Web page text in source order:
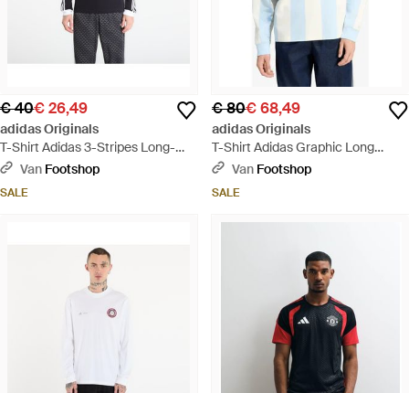
€ 40€ 26,49
adidas Originals
T-Shirt Adidas 3-Stripes Long-
Sleeve Top Long-Sleeve Top -
Van Footshop
SALE
€ 80€ 68,49
adidas Originals
T-Shirt Adidas Graphic Long
Sleeve Polo Shirt - Blauw
Van Footshop
SALE